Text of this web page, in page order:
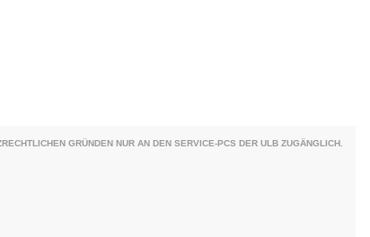
GRÜNDEN NUR AN DEN SERVICE-PCS DER ULB ZUGÄNGLICH.